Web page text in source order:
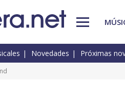
Novedades Próximas